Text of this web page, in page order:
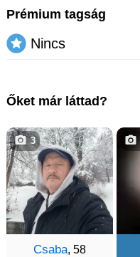
Prémium tagság
Nincs
Őket már láttad?
Csaba, 58
3